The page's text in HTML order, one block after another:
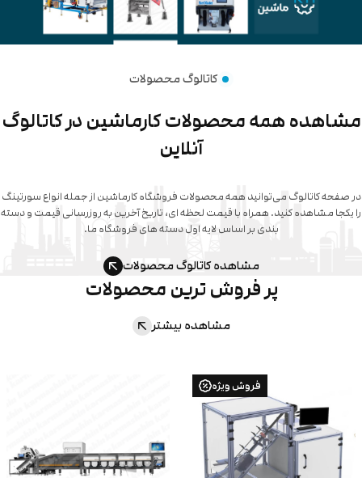
کاتالوگ محصولات
همه محصولات کارماشین در کاتالوگ
آنلاین
صفحه کاتالوگ می‌توانید همه محصولات فروشگاه کارماشین از جمله انواع سورتینگ
یکجا مشاهده کنید. همراه با قیمت لحظه‌ ای، تاریخ آخرین به‌ روزرسانی قیمت و دسته‌
بندی بر اساس لایه اول دسته‌ های فروشگاه ما.
مشاهده کاتالوگ محصولات
پر فروش ترین محصولات
مشاهده بیشتر
فروش ویژه